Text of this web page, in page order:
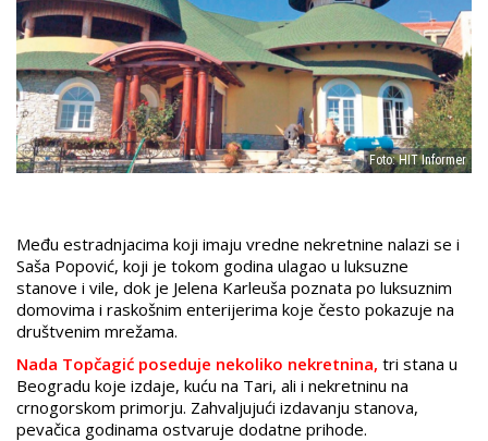
Foto: HIT Informer
Među estradnjacima koji imaju vredne nekretnine nalazi se i
Saša Popović, koji je tokom godina ulagao u luksuzne
stanove i vile, dok je Jelena Karleuša poznata po luksuznim
domovima i raskošnim enterijerima koje često pokazuje na
društvenim mrežama.
Nada Topčagić poseduje nekoliko nekretnina, tri stana u
Beogradu koje izdaje, kuću na Tari, ali i nekretninu na
crnogorskom primorju. Zahvaljujući izdavanju stanova,
pevačica godinama ostvaruje dodatne prihode.